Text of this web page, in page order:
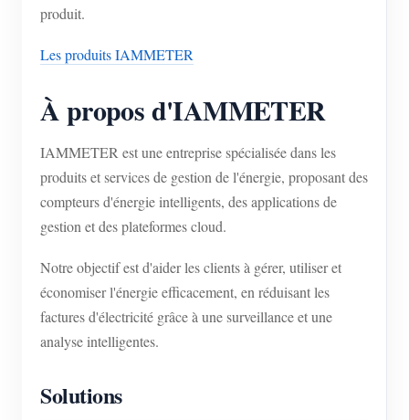
produit.
Les produits IAMMETER
À propos d'IAMMETER
IAMMETER est une entreprise spécialisée dans les
produits et services de gestion de l'énergie, proposant des
compteurs d'énergie intelligents, des applications de
gestion et des plateformes cloud.
Notre objectif est d'aider les clients à gérer, utiliser et
économiser l'énergie efficacement, en réduisant les
factures d'électricité grâce à une surveillance et une
analyse intelligentes.
Solutions